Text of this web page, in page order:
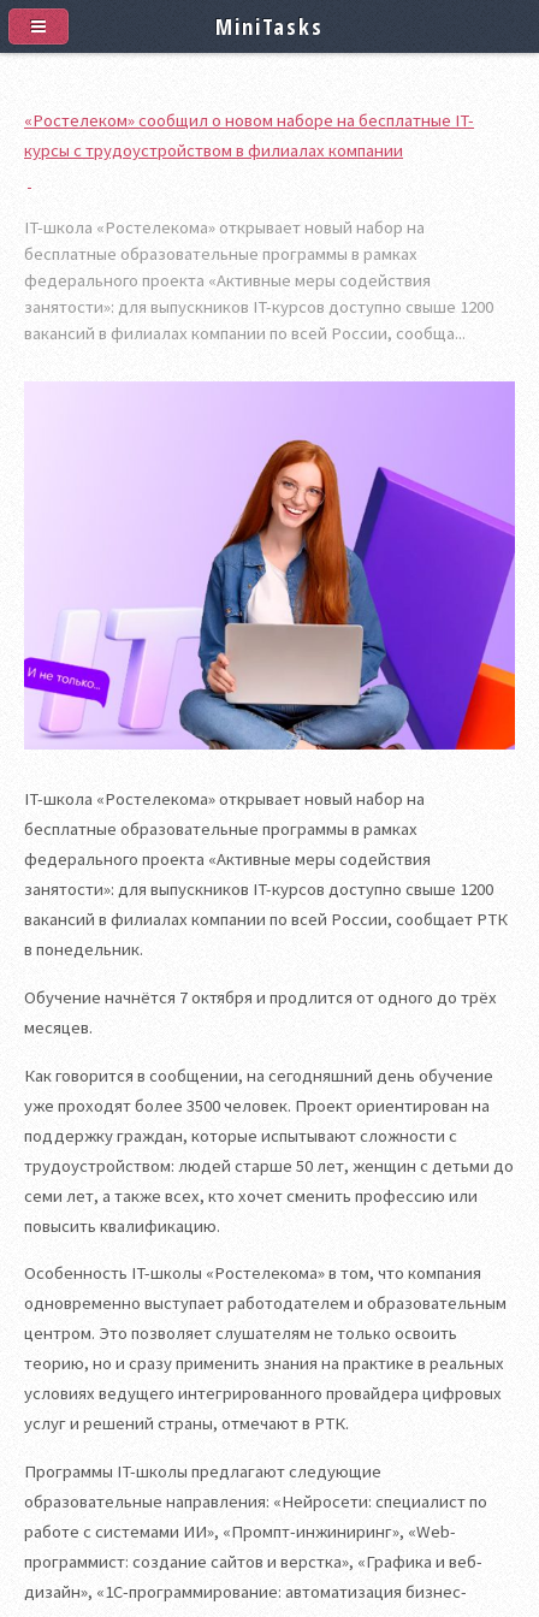
«Ростелеком» сообщил о новом наборе на бесплатные IT-
курсы с трудоустройством в филиалах компании
IT-школа «Ростелекома» открывает новый набор на
бесплатные образовательные программы в рамках
федерального проекта «Активные меры содействия
занятости»: для выпускников IT-курсов доступно свыше 1200
вакансий в филиалах компании по всей России, сообща...
IT-школа «Ростелекома» открывает новый набор на
бесплатные образовательные программы в рамках
федерального проекта «Активные меры содействия
занятости»: для выпускников IT-курсов доступно свыше 1200
вакансий в филиалах компании по всей России, сообщает РТК
в понедельник.
Обучение начнётся 7 октября и продлится от одного до трёх
месяцев.
Как говорится в сообщении, на сегодняшний день обучение
уже проходят более 3500 человек. Проект ориентирован на
поддержку граждан, которые испытывают cложности с
трудоустройством: людей старше 50 лет, женщин с детьми до
семи лет, а также всех, кто хочет сменить профессию или
повысить квалификацию.
Особенность IT-школы «Ростелекома» в том, что компания
одновременно выступает работодателем и образовательным
центром. Это позволяет слушателям не только освоить
теорию, но и сразу применить знания на практике в реальных
условиях ведущего интегрированного провайдера цифровых
услуг и решений страны, отмечают в РТК.
Программы IT-школы предлагают следующие
образовательные направления: «Нейросети: специалист по
работе с системами ИИ», «Промпт-инжиниринг», «Web-
программист: создание сайтов и верстка», «Графика и веб-
дизайн», «1С-программирование: автоматизация бизнес-
MiniTasks